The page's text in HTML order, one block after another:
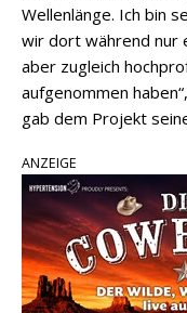
Wellenlänge. Ich bin
wir dort während nur
aber zugleich
aufgenommen
gab dem Projekt
ANZEIGE